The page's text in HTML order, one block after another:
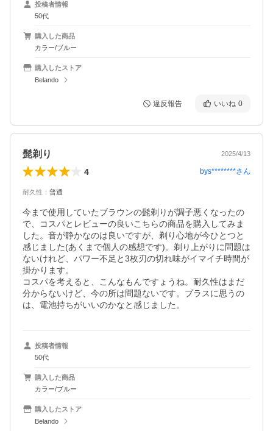
投稿者情報
50代
購入した商品
カラー/ブルー
購入したストア
Belando
違反報告 いいね 0
髭剃り 2025/4/13
4 bys********さん
耐久性 ： 普通
今まで使用していたブラウンの髭剃りが調子悪くなったの
で、コスパとレビューの良いこちらの商品を購入してみま
した。音が静かなのは良いですが、剃り心地が今ひとつと
感じました(あくまで個人の感想です)。剃り上がりに問題は
ないけれど、パワー不足と3枚刃の切れ味がイマイチ時間が
掛かります。
コスパを考えると、こんなもんですょうね。耐久性はまだ
分からないけど、今の所は問題ないです。プラスに思うの
は、電池持ちがいいのかなと感じました。
投稿者情報
50代
購入した商品
カラー/ブルー
購入したストア
Belando